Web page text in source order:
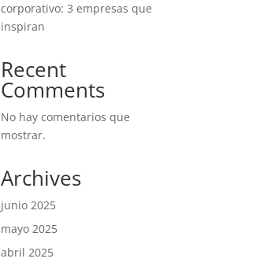
corporativo: 3 empresas que
inspiran
Recent
Comments
No hay comentarios que
mostrar.
Archives
junio 2025
mayo 2025
abril 2025